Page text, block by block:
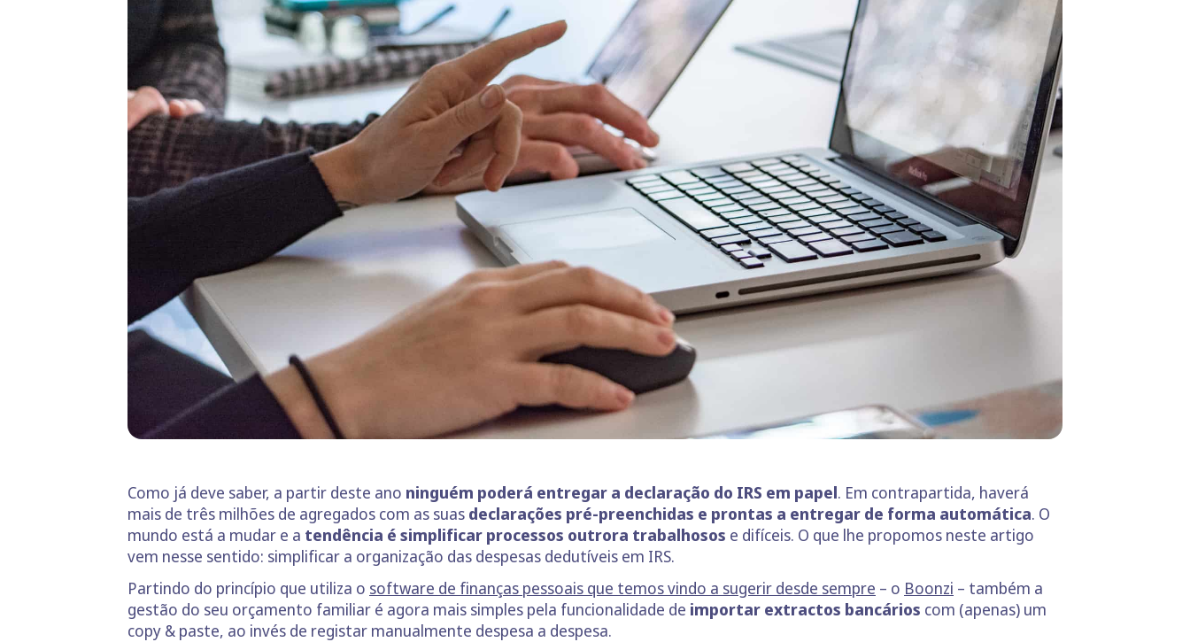
Como já deve saber, a partir deste ano ninguém poderá entregar a declaração do IRS em papel. Em contrapartida, haverá
mais de três milhões de agregados com as suas declarações pré-preenchidas e prontas a entregar de forma automática. O
mundo está a mudar e a tendência é simplificar processos outrora trabalhosos e difíceis. O que lhe propomos neste artigo
vem nesse sentido: simplificar a organização das despesas dedutíveis em IRS.
Partindo do princípio que utiliza o software de finanças pessoais que temos vindo a sugerir desde sempre – o Boonzi – também a
gestão do seu orçamento familiar é agora mais simples pela funcionalidade de importar extractos bancários com (apenas) um
copy & paste, ao invés de registar manualmente despesa a despesa.